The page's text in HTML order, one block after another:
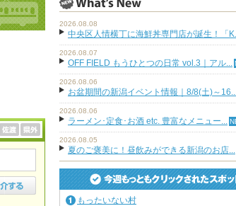
2026.08.08
中央区人情横丁に海鮮丼専門店が誕生！「
2026.08.07
OFF FIELD もうひとつの日常 vol.3｜アル...
2026.08.06
お盆期間の新潟イベント情報｜8/8(土)～
2026.08.06
ラーメン･定食･お酒 etc. 豊富なメニュー...
2026.08.05
夏のご褒美に！昼飲みができる新潟のお店...
もったいない村